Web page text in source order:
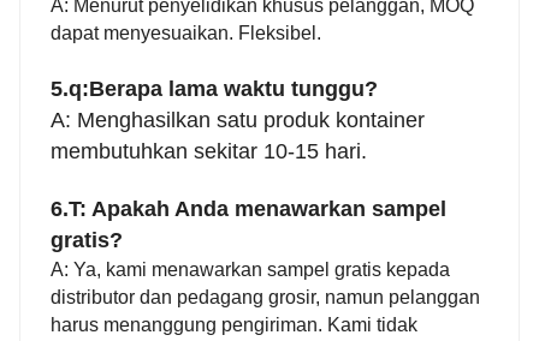
A: Menurut penyelidikan khusus pelanggan, MOQ
dapat menyesuaikan. Fleksibel.
5.q:Berapa lama waktu tunggu?
A: Menghasilkan satu produk kontainer
membutuhkan sekitar 10-15 hari.
6.T: Apakah Anda menawarkan sampel
gratis?
A: Ya, kami menawarkan sampel gratis kepada
distributor dan pedagang grosir, namun pelanggan
harus menanggung pengiriman. Kami tidak